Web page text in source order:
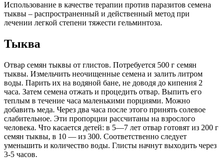
Использование в качестве терапии против паразитов семена
тыквы – распространенный и действенный метод при
лечении легкой степени тяжести гельминтоза.
Тыква
Отвар семян тыквы от глистов. Потребуется 500 г семян
тыквы. Измельчить неочищенные семена и залить литром
воды. Парить их на водяной бане, не доводя до кипения 2
часа. Затем семена отжать и процедить отвар. Выпить его
теплым в течение часа маленькими порциями. Можно
добавить меда. Через два часа после этого принять солевое
слабительное. Эти пропорции рассчитаны на взрослого
человека. Что касается детей: в 5—7 лет отвар готовят из 200 г
семян тыквы, в 10 — из 300. Соответственно следует
уменьшить и количество воды. Глисты начнут выходить через
3-5 часов.